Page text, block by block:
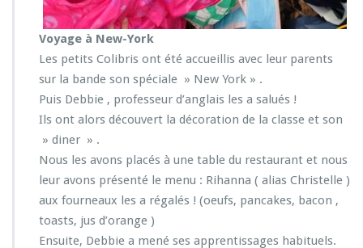
Voyage à New-York
Les petits Colibris ont été accueillis avec leur parents
sur la bande son spéciale » New York » .
Puis Debbie , professeur d’anglais les a salués !
Ils ont alors découvert la décoration de la classe et son
» diner » .
Nous les avons placés à une table du restaurant et nous
leur avons présenté le menu : Rihanna ( alias Christelle )
aux fourneaux les a régalés ! (oeufs, pancakes, bacon ,
toasts, jus d’orange )
Ensuite, Debbie a mené ses apprentissages habituels.